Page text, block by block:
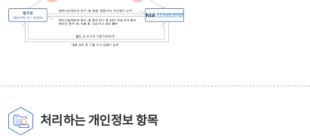
처리하는 개인정보 항목